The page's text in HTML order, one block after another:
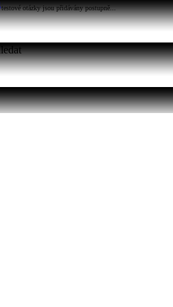
otázky jsou přidávány postupně...